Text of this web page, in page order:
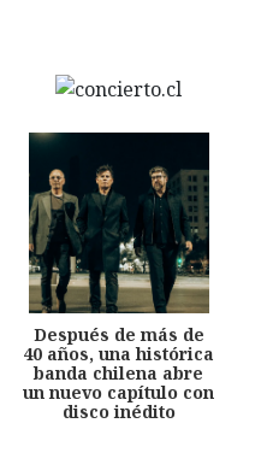
Después de más de
40 años, una histórica
banda chilena abre
un nuevo capítulo con
disco inédito